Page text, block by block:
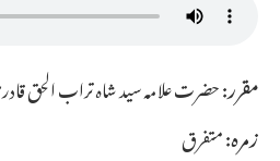
مقرر:حضرت علامہ سید شاہ تراب الحق
زمرہ:متفرق